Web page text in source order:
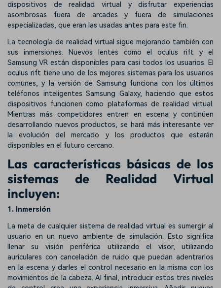
dispositivos de realidad virtual y disfrutar experiencias
asombrosas fuera de arcades y fuera de simulaciones
especializadas, que eran las usadas antes para este fin.
La tecnología de realidad virtual sigue mejorando también con
sus inmersiones. Nuevos lentes como el oculus rift y el
Samsung VR están disponibles para casi todos los usuarios. El
oculus rift tiene uno de los mejores sistemas para los usuarios
comunes, y la versión de Samsung funciona con los últimos
teléfonos inteligentes Samsung Galaxy, haciendo que estos
dispositivos funcionen como plataformas de realidad virtual.
Mientras más competidores entren en escena y continúen
desarrollando nuevos productos, se hará más interesante ver
la evolución del mercado y los productos que estarán
disponibles en el futuro cercano.
Las características básicas de los
sistemas de Realidad Virtual
incluyen:
1. Inmersión
La meta de cualquier sistema de realidad virtual es sumergir al
usuario en un nuevo ambiente de simulación. Esto significa
llenar su visión periférica utilizando el visor, utilizando
auriculares con cancelación de ruido que puedan adentrarlos
en la escena y darles el control necesario en la misma con los
movimientos de la cabeza. Al final, introducir estos tres niveles